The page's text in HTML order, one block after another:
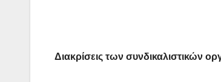
Διακρίσεις των συνδικαλιστικών